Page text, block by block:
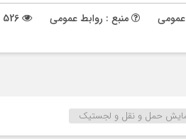
عمومی منبع : روابط عمومی
حمل و نقل و لجستیک